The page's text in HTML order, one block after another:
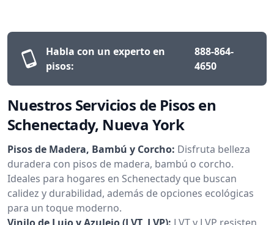
Habla con un experto en
pisos:
888-864-
4650
Nuestros Servicios de Pisos en
Schenectady, Nueva York
Pisos de Madera, Bambú y Corcho: Disfruta belleza
duradera con pisos de madera, bambú o corcho.
Ideales para hogares en Schenectady que buscan
calidez y durabilidad, además de opciones ecológicas
para un toque moderno.